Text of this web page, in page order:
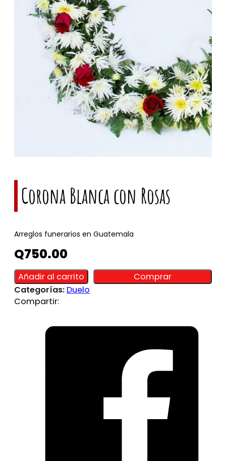
Corona Blanca con Rosas
Arreglos funerarios en Guatemala
Q750.00
Añadir al carrito Comprar
Alternative:
Alternative:
Categorías: Duelo
Compartir: